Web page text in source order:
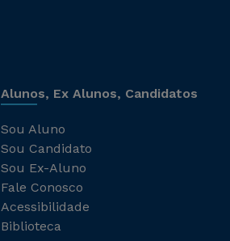
Alunos, Ex Alunos, Candidatos
Sou Aluno
Sou Candidato
Sou Ex-Aluno
Fale Conosco
Acessibilidade
Biblioteca